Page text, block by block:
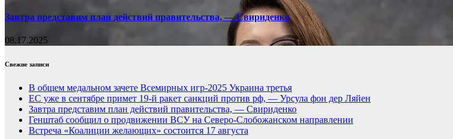
Завтра представим план действий правительства, — Свириденко
08.17.2025
Свежие записи
В общем медальном зачете Всемирных игр-2025 Украина третья
ЕС уже в сентябре примет 19-й ракет санкций против рф, — Урсула фон дер Ляйен
Завтра представим план действий правительства, — Свириденко
Генштаб сообщил о продвижении ВСУ на Северо-Слобожанском направлении
Встреча «Коалиции желающих» состоится 17 августа